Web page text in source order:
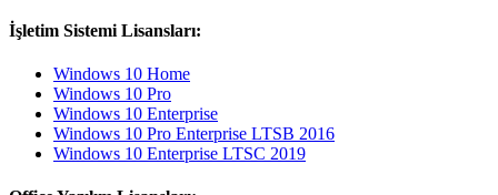
İşletim Sistemi Lisansları:
Windows 10 Home
Windows 10 Pro
Windows 10 Enterprise
Windows 10 Pro Enterprise LTSB 2016
Windows 10 Enterprise LTSC 2019